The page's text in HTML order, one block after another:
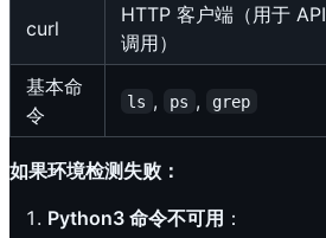
curl
HTTP 客户端（用于 API
调用）
基本命
令
ls , ps , grep
如果环境检测失败：
Python3 命令不可用 ：